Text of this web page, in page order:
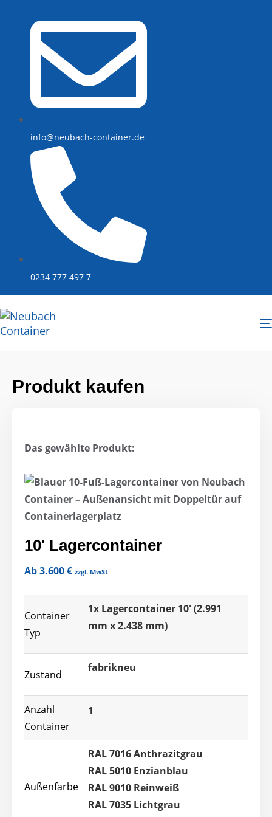
info@neubach-container.de
0234 777 497 7
Produkt kaufen
Das gewählte Produkt:
10' Lagercontainer
Ab3.600€ zzgl. MwSt
Container
Typ
1x Lagercontainer 10' (2.991
mm x 2.438 mm)
Zustand
fabrikneu
Anzahl
Container
1
Außenfarbe
RAL 7016 Anthrazitgrau
RAL 5010 Enzianblau
RAL 9010 Reinweiß
RAL 7035 Lichtgrau